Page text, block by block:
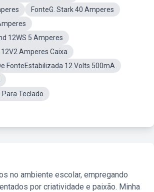
FonteG. Stark 40 Amperes
12WS 5 Amperes
Amperes Caixa
FonteEstabilizada 12 Volts 500mA
Para Teclado
no ambiente escolar, empregando
por criatividade e paixão. Minha